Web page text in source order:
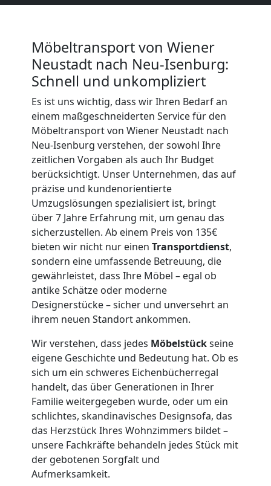
Möbeltransport von Wiener
Neustadt nach Neu-Isenburg:
Schnell und unkompliziert
Es ist uns wichtig, dass wir Ihren Bedarf an
einem maßgeschneiderten Service für den
Möbeltransport von Wiener Neustadt nach
Neu-Isenburg verstehen, der sowohl Ihre
zeitlichen Vorgaben als auch Ihr Budget
berücksichtigt. Unser Unternehmen, das auf
präzise und kundenorientierte
Umzugslösungen spezialisiert ist, bringt
über 7 Jahre Erfahrung mit, um genau das
sicherzustellen. Ab einem Preis von 135€
bieten wir nicht nur einen Transportdienst,
sondern eine umfassende Betreuung, die
gewährleistet, dass Ihre Möbel – egal ob
antike Schätze oder moderne
Designerstücke – sicher und unversehrt an
ihrem neuen Standort ankommen.
Wir verstehen, dass jedes Möbelstückseine
eigene Geschichte und Bedeutung hat. Ob es
sich um ein schweres Eichenbücherregal
handelt, das über Generationen in Ihrer
Familie weitergegeben wurde, oder um ein
schlichtes, skandinavisches Designsofa, das
das Herzstück Ihres Wohnzimmers bildet –
unsere Fachkräfte behandeln jedes Stück mit
der gebotenen Sorgfalt und
Aufmerksamkeit.
Neustadt
Umzug
Mann
LKW
Wiener
Neustadt
Kunsttransport
Wiener
Neustadt
Umzug
Wiener